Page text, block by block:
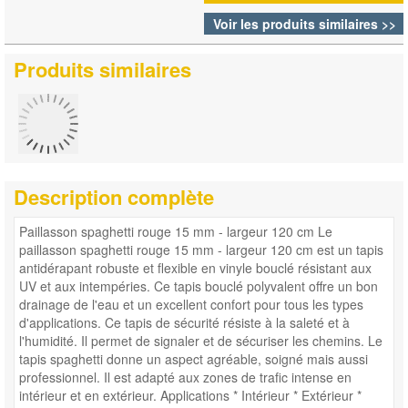
Voir les produits similaires >>
Produits similaires
Description complète
Paillasson spaghetti rouge 15 mm - largeur 120 cm Le
paillasson spaghetti rouge 15 mm - largeur 120 cm est un tapis
antidérapant robuste et flexible en vinyle bouclé résistant aux
UV et aux intempéries. Ce tapis bouclé polyvalent offre un bon
drainage de l'eau et un excellent confort pour tous les types
d'applications. Ce tapis de sécurité résiste à la saleté et à
l'humidité. Il permet de signaler et de sécuriser les chemins. Le
tapis spaghetti donne un aspect agréable, soigné mais aussi
professionnel. Il est adapté aux zones de trafic intense en
intérieur et en extérieur. Applications * Intérieur * Extérieur *